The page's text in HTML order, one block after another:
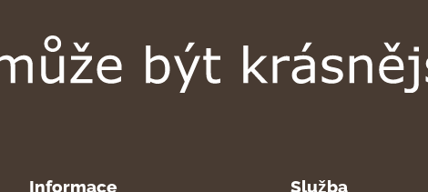
Informace Služba